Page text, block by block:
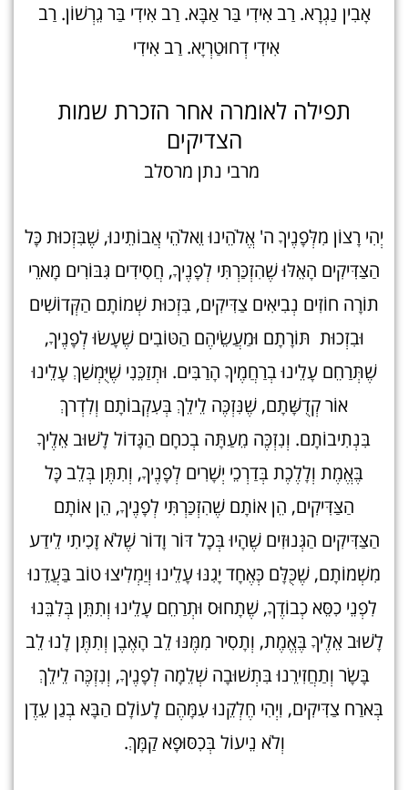
אָבִין נַגְרָא. רַב אִידִי בַּר אַבָּא. רַב אִידִי בַּר גֵרְשׁוֹן. רַב
אִידִי דְחוּטַרְיָא. רַב אִידִי
תפילה לאומרה אחר הזכרת שמות
הצדיקים
מרבי נתן מרסלב
יְהִי רָצוֹן מִלְּפָנֶיךָ ה' אֱלֹהֵינוּ וֵאלֹהֵי אֲבוֹתֵינוּ, שֶׁבִּזְכוּת כָּל
הַצַּדִּיקִים הָאֵלּוּ שֶׁהִזְכַּרְתִּי לְפָנֶיךָ, חֲסִידִים גִּבּוֹרִים מָארֵי
תוֹרָה חוֹזִים נְבִיאִים צַדִּיקִים, בִּזְכוּת שְׁמוֹתָם הַקְּדוֹשִׁים
וּבִזְכוּת תּוֹרָתָם וּמַעֲשֵׂיהֶם הַטּוֹבִים שֶׁעָשׂוּ לְפָנֶיךָ,
שֶׁתְּרַחֵם עָלֵינוּ בְרַחֲמֶיךָ הָרַבִּים. וּתְזַכֵּנִי שֶׁיֻּמְשַׁךְ עָלֵינוּ
אוֹר קְדֻשָּׁתָם, שֶׁנִּזְכֶּה לֵילֵךְ בְּעִקְבוֹתָם וְלִדְרךְ
בִּנְתִיבוֹתָם. וְנִזְכֶּה מֵעַתָּה בְכחָם הַגָּדוֹל לָשׁוּב אֵלֶיךָ
בֶּאֱמֶת וְלָלֶכֶת בְּדַרְכֵי יְשָׁרִים לְפָנֶיךָ, וְתִתֶּן בְּלֵב כָּל
הַצַּדִּיקִים, הֵן אוֹתָם שֶׁהִזְכַּרְתִּי לְפָנֶיךָ, הֵן אוֹתָם
הַצַּדִּיקִים הַגְּנוּזִים שֶׁהָיוּ בְּכָל דּוֹר וָדוֹר שֶׁלֹא זָכִיתִי לֵידַע
מִשְׁמוֹתָם, שֶׁכֻּלָּם כְּאֶחָד יָגִנּוּ עָלֵינוּ וְיַמְלִיצוּ טוֹב בַּעֲדֵנוּ
לִפְנֵי כִסֵּא כְבוֹדֶךָ, שֶׁתָחוּס וּתְרַחֵם עָלֵינוּ וְתִתֵּן בְּלִבֵּנוּ
לָשׁוּב אֵלֶיךָ בֶּאֱמֶת, וְתָסִיר מִמֶּנּוּ לֵב הָאֶבֶן וְתִתֶּן לָנוּ לֵב
בָּשָׂר וְתַחֲזִירֵנוּ בִּתְשׁוּבָה שְׁלֵמָה לְפָנֶיךָ, וְנִזְכֶּה לֵילֵךְ
בְּארַח צַדִּיקִים, וִיְהִי חֶלְקֵנוּ עִמָּהֶם לָעוֹלָם הַבָּא בְגַן עֵדֶן
וְלֹא נֵיעוֹל בְּכִסּוּפָא קַמָּךְ.